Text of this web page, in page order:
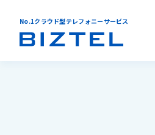
No.1クラウド型テレフォニーサービス